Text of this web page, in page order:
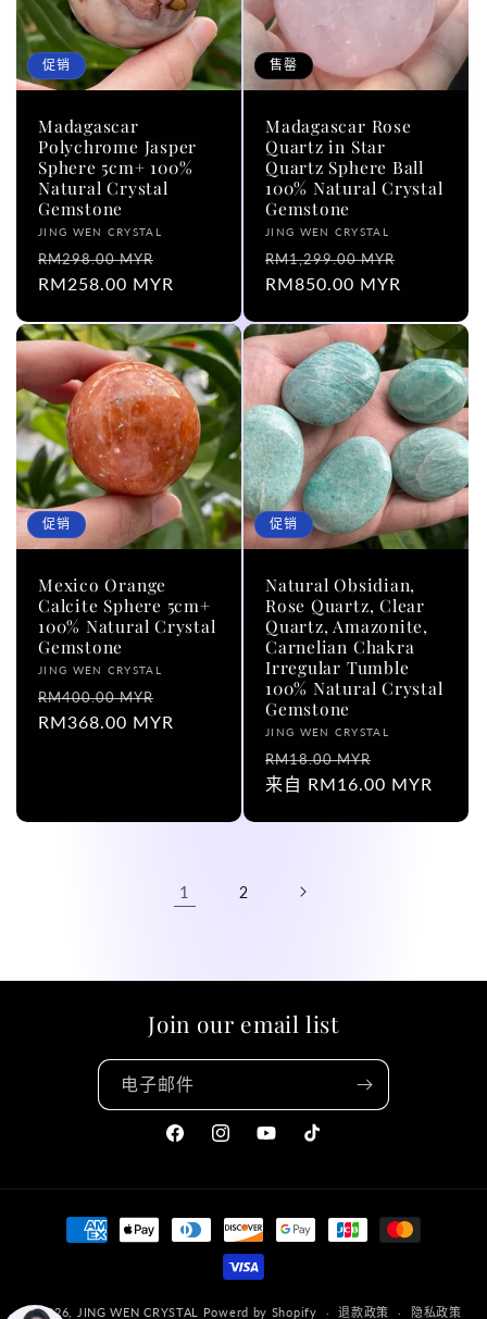
促销
Madagascar
Polychrome Jasper
Sphere 5cm+ 100%
Natural Crystal
Gemstone
厂
商：
JING WEN CRYSTAL
常
规
格
RM298.00 MYR
销
RM258.00 MYR
售罄
Madagascar Rose
Quartz in Star
Quartz Sphere Ball
100% Natural Crystal
Gemstone
厂
商：
JING WEN CRYSTAL
常
规
格
RM1,299.00 MYR
RM850.00 MYR
促销
Mexico Orange
Calcite Sphere 5cm+
100% Natural Crystal
Gemstone
厂
商：
JING WEN CRYSTAL
常
规
RM400.00 MYR
销
RM368.00 MYR
促销
Natural Obsidian,
Rose Quartz, Clear
Quartz, Amazonite,
Carnelian Chakra
Irregular Tumble
100% Natural Crystal
Gemstone
厂
商：
JING WEN CRYSTAL
常
规
RM18.00 MYR
销
来自 RM16.00 MYR
1 2
Join our email list
电子邮件
FacebookInstagramYouTubeTikTok
式
© 2026, JING WEN CRYSTAL Powerd by Shopify 退款政策 隐私政策